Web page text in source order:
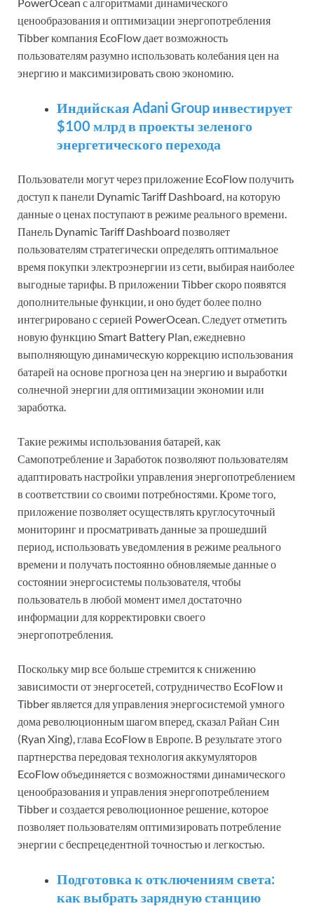
ценообразования и оптимизации энергопотребления
Tibber компания EcoFlow дает возможность
пользователям разумно использовать колебания цен на
энергию и максимизировать свою экономию.
Индийская Adani Group инвестирует
$100 млрд в проекты зеленого
энергетического перехода
Пользователи могут через приложение EcoFlow получить
доступ к панели Dynamic Tariff Dashboard, на которую
данные о ценах поступают в режиме реального времени.
Панель Dynamic Tariff Dashboard позволяет
пользователям стратегически определять оптимальное
время покупки электроэнергии из сети, выбирая наиболее
выгодные тарифы. В приложении Tibber скоро появятся
дополнительные функции, и оно будет более полно
интегрировано с серией PowerOcean. Следует отметить
новую функцию Smart Battery Plan, ежедневно
выполняющую динамическую коррекцию использования
батарей на основе прогноза цен на энергию и выработки
солнечной энергии для оптимизации экономии или
заработка.
Такие режимы использования батарей, как
Самопотребление и Заработок позволяют пользователям
адаптировать настройки управления энергопотреблением
в соответствии со своими потребностями. Кроме того,
приложение позволяет осуществлять круглосуточный
мониторинг и просматривать данные за прошедший
период, использовать уведомления в режиме реального
времени и получать постоянно обновляемые данные о
состоянии энергосистемы пользователя, чтобы
пользователь в любой момент имел достаточно
информации для корректировки своего
энергопотребления.
Поскольку мир все больше стремится к снижению
зависимости от энергосетей, сотрудничество EcoFlow и
Tibber является для управления энергосистемой умного
дома революционным шагом вперед, сказал Райан Син
(Ryan Xing), глава EcoFlow в Европе. В результате этого
партнерства передовая технология аккумуляторов
EcoFlow объединяется с возможностями динамического
ценообразования и управления энергопотреблением
Tibber и создается революционное решение, которое
позволяет пользователям оптимизировать потребление
энергии с беспрецедентной точностью и легкостью.
Подготовка к отключениям света:
как выбрать зарядную станцию